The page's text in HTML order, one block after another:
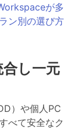
が多
ン別の選び方
し一元
）や個人PC
べて安全なク